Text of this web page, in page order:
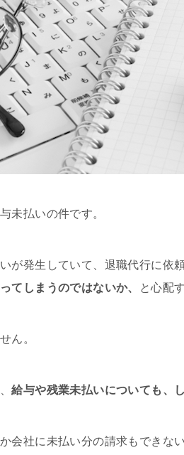
未払いの件です。
が発生していて、退職代行に依頼
てしまうのではないか、
と心配
ん。
給与や残業未払いについても、
会社に未払い分の請求もできな